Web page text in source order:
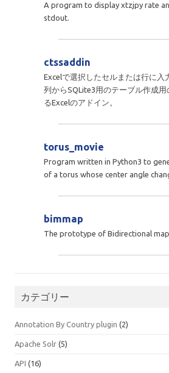
A program to display xtzjpy rate
stdout.
ctssaddin
Excelで選択したセルまたは行に入
列からSQLite3用のテーブル作成用
るExcelのアドイン。
torus_movie
Program written in Python3 to
of a torus whose center angle
bimmap
The prototype of Bidirectional map
カテゴリー
Annotation By Country plugin (2)
Apache Solr (5)
API (16)